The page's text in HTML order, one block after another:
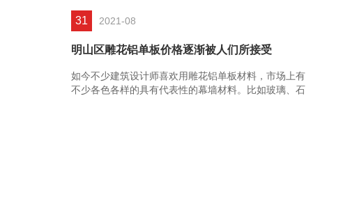
31 2021-08
明山区雕花铝单板价格逐渐被人们所接受
如今不少建筑设计师喜欢用雕花铝单板材料，市场上有
不少各色各样的具有代表性的幕墙材料。比如玻璃、石